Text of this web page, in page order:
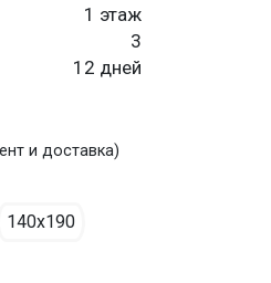
1 этаж
3
12 дней
и доставка)
140х190